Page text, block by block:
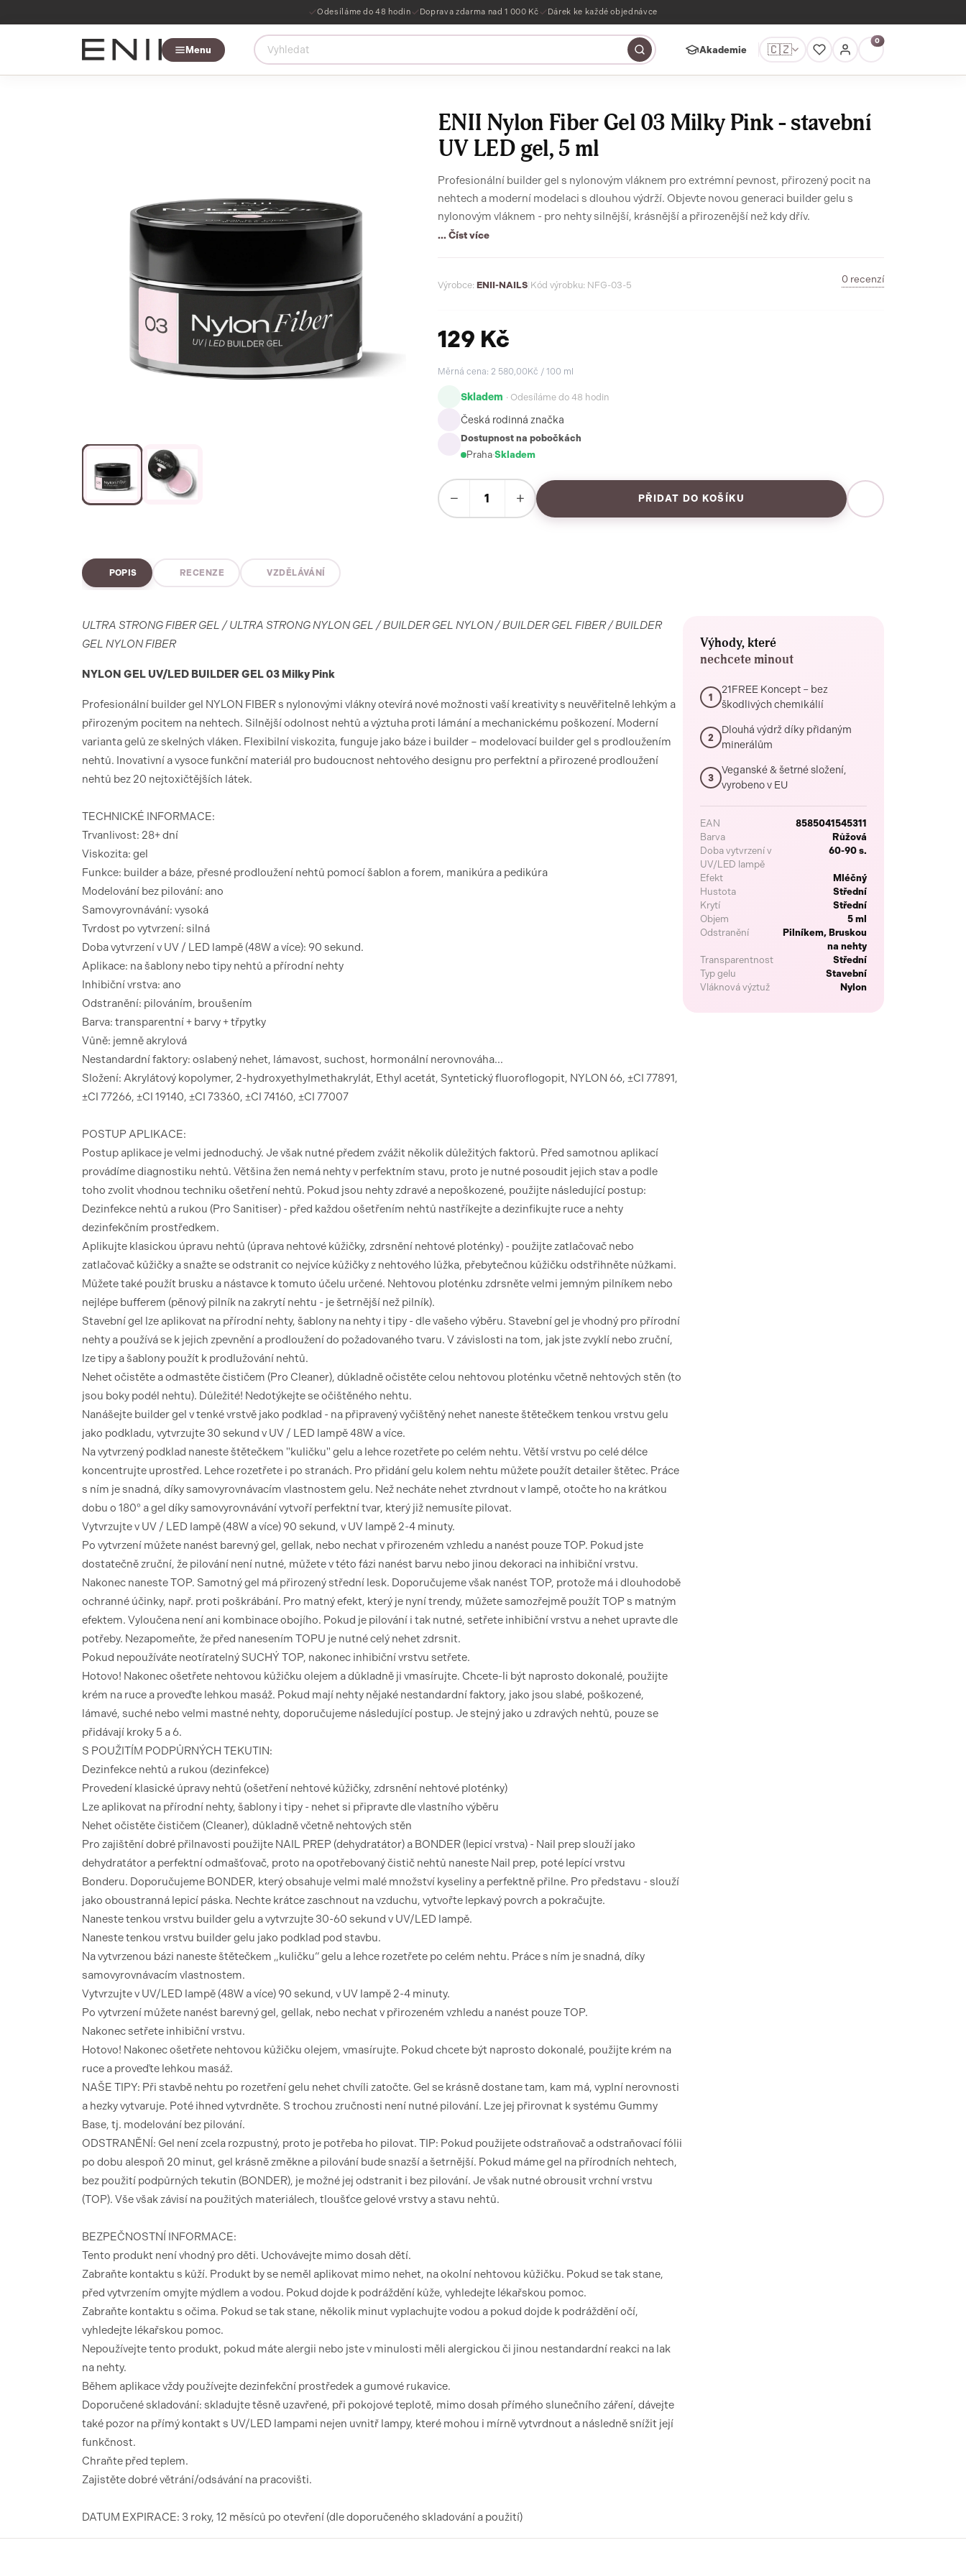
Odesíláme do 48 hodin Doprava zdarma nad 1 000 Kč Dárek ke každé objednávce
Menu Akademie 🇨🇿
0
ENII Nylon Fiber Gel 03 Milky Pink - stavební
UV LED gel, 5 ml
Profesionální builder gel s nylonovým vláknem pro extrémní pevnost, přirozený pocit na
nehtech a moderní modelaci s dlouhou výdrží. Objevte novou generaci builder gelu s
nylonovým vláknem - pro nehty silnější, krásnější a přirozenější než kdy dřív.
... Číst více
Výrobce: ENII-NAILS Kód výrobku: NFG-03-5
0 recenzí
129 Kč
Měrná cena: 2 580,00Kč / 100 ml
Skladem · Odesíláme do 48 hodin
Česká rodinná značka
Dostupnost na pobočkách
Praha·Skladem
− + PŘIDAT DO KOŠÍKU
POPIS RECENZE VZDĚLÁVÁNÍ
ULTRA STRONG FIBER GEL / ULTRA STRONG NYLON GEL / BUILDER GEL NYLON / BUILDER GEL FIBER / BUILDER
GEL NYLON FIBER
NYLON GEL UV/LED BUILDER GEL 03 Milky Pink
Profesionální builder gel NYLON FIBER s nylonovými vlákny otevírá nové možnosti vaší kreativity s neuvěřitelně lehkým a
přirozeným pocitem na nehtech. Silnější odolnost nehtů a výztuha proti lámání a mechanickému poškození. Moderní
varianta gelů ze skelných vláken. Flexibilní viskozita, funguje jako báze i builder – modelovací builder gel s prodloužením
nehtů. Inovativní a vysoce funkční materiál pro budoucnost nehtového designu pro perfektní a přirozené prodloužení
nehtů bez 20 nejtoxičtějších látek.
TECHNICKÉ INFORMACE:
Trvanlivost: 28+ dní
Viskozita: gel
Funkce: builder a báze, přesné prodloužení nehtů pomocí šablon a forem, manikúra a pedikúra
Modelování bez pilování: ano
Samovyrovnávání: vysoká
Tvrdost po vytvrzení: silná
Doba vytvrzení v UV / LED lampě (48W a více): 90 sekund.
Aplikace: na šablony nebo tipy nehtů a přírodní nehty
Inhibiční vrstva: ano
Odstranění: pilováním, broušením
Barva: transparentní + barvy + třpytky
Vůně: jemně akrylová
Nestandardní faktory: oslabený nehet, lámavost, suchost, hormonální nerovnováha...
Složení: Akrylátový kopolymer, 2-hydroxyethylmethakrylát, Ethyl acetát, Syntetický fluoroflogopit, NYLON 66, ±CI 77891,
±CI 77266, ±CI 19140, ±CI 73360, ±CI 74160, ±CI 77007
POSTUP APLIKACE:
Postup aplikace je velmi jednoduchý. Je však nutné předem zvážit několik důležitých faktorů. Před samotnou aplikací
provádíme diagnostiku nehtů. Většina žen nemá nehty v perfektním stavu, proto je nutné posoudit jejich stav a podle
toho zvolit vhodnou techniku ​​ošetření nehtů. Pokud jsou nehty zdravé a nepoškozené, použijte následující postup:
Dezinfekce nehtů a rukou (Pro Sanitiser) - před každou ošetřením nehtů nastříkejte a dezinfikujte ruce a nehty
dezinfekčním prostředkem.
Aplikujte klasickou úpravu nehtů (úprava nehtové kůžičky, zdrsnění nehtové ploténky) - použijte zatlačovač nebo
zatlačovač kůžičky a snažte se odstranit co nejvíce kůžičky z nehtového lůžka, přebytečnou kůžičku odstřihněte nůžkami.
Můžete také použít brusku a nástavce k tomuto účelu určené. Nehtovou ploténku zdrsněte velmi jemným pilníkem nebo
nejlépe bufferem (pěnový pilník na zakrytí nehtu - je šetrnější než pilník).
Stavební gel lze aplikovat na přírodní nehty, šablony na nehty i tipy - dle vašeho výběru. Stavební gel je vhodný pro přírodní
nehty a používá se k jejich zpevnění a prodloužení do požadovaného tvaru. V závislosti na tom, jak jste zvyklí nebo zruční,
lze tipy a šablony použít k prodlužování nehtů.
Nehet očistěte a odmastěte čističem (Pro Cleaner), důkladně očistěte celou nehtovou ploténku včetně nehtových stěn (to
jsou boky podél nehtu). Důležité! Nedotýkejte se očištěného nehtu.
Nanášejte builder gel v tenké vrstvě jako podklad - na připravený vyčištěný nehet naneste štětečkem tenkou vrstvu gelu
jako podkladu, vytvrzujte 30 sekund v UV / LED lampě 48W a více.
Na vytvrzený podklad naneste štětečkem "kuličku" gelu a lehce rozetřete po celém nehtu. Větší vrstvu po celé délce
koncentrujte uprostřed. Lehce rozetřete i po stranách. Pro přidání gelu kolem nehtu můžete použít detailer štětec. Práce
s ním je snadná, díky samovyrovnávacím vlastnostem gelu. Než necháte nehet ztvrdnout v lampě, otočte ho na krátkou
dobu o 180° a gel díky samovyrovnávání vytvoří perfektní tvar, který již nemusíte pilovat.
Vytvrzujte v UV / LED lampě (48W a více) 90 sekund, v UV lampě 2-4 minuty.
Po vytvrzení můžete nanést barevný gel, gellak, nebo nechat v přirozeném vzhledu a nanést pouze TOP. Pokud jste
dostatečně zruční, že pilování není nutné, můžete v této fázi nanést barvu nebo jinou dekoraci na inhibiční vrstvu.
Nakonec naneste TOP. Samotný gel má přirozený střední lesk. Doporučujeme však nanést TOP, protože má i dlouhodobě
ochranné účinky, např. proti poškrábání. Pro matný efekt, který je nyní trendy, můžete samozřejmě použít TOP s matným
efektem. Vyloučena není ani kombinace obojího. Pokud je pilování i tak nutné, setřete inhibiční vrstvu a nehet upravte dle
potřeby. Nezapomeňte, že před nanesením TOPU je nutné celý nehet zdrsnit.
Pokud nepoužíváte neotíratelný SUCHÝ TOP, nakonec inhibiční vrstvu setřete.
Hotovo! Nakonec ošetřete nehtovou kůžičku olejem a důkladně ji vmasírujte. Chcete-li být naprosto dokonalé, použijte
krém na ruce a proveďte lehkou masáž. Pokud mají nehty nějaké nestandardní faktory, jako jsou slabé, poškozené,
lámavé, suché nebo velmi mastné nehty, doporučujeme následující postup. Je stejný jako u zdravých nehtů, pouze se
přidávají kroky 5 a 6.
S POUŽITÍM PODPŮRNÝCH TEKUTIN:
Dezinfekce nehtů a rukou (dezinfekce)
Provedení klasické úpravy nehtů (ošetření nehtové kůžičky, zdrsnění nehtové ploténky)
Lze aplikovat na přírodní nehty, šablony i tipy - nehet si připravte dle vlastního výběru
Nehet očistěte čističem (Cleaner), důkladně včetně nehtových stěn
Pro zajištění dobré přilnavosti použijte NAIL PREP (dehydratátor) a BONDER (lepicí vrstva) - Nail prep slouží jako
dehydratátor a perfektní odmašťovač, proto na opotřebovaný čistič nehtů naneste Nail prep, poté lepící vrstvu
Bonderu. Doporučujeme BONDER, který obsahuje velmi malé množství kyseliny a perfektně přilne. Pro představu - slouží
jako oboustranná lepicí páska. Nechte krátce zaschnout na vzduchu, vytvořte lepkavý povrch a pokračujte.
Naneste tenkou vrstvu builder gelu a vytvrzujte 30-60 sekund v UV/LED lampě.
Naneste tenkou vrstvu builder gelu jako podklad pod stavbu.
Na vytvrzenou bázi naneste štětečkem „kuličku“ gelu a lehce rozetřete po celém nehtu. Práce s ním je snadná, díky
samovyrovnávacím vlastnostem.
Vytvrzujte v UV/LED lampě (48W a více) 90 sekund, v UV lampě 2-4 minuty.
Po vytvrzení můžete nanést barevný gel, gellak, nebo nechat v přirozeném vzhledu a nanést pouze TOP.
Nakonec setřete inhibiční vrstvu.
Hotovo! Nakonec ošetřete nehtovou kůžičku olejem, vmasírujte. Pokud chcete být naprosto dokonalé, použijte krém na
ruce a proveďte lehkou masáž.
NAŠE TIPY: Při stavbě nehtu po rozetření gelu nehet chvíli zatočte. Gel se krásně dostane tam, kam má, vyplní nerovnosti
a hezky vytvaruje. Poté ihned vytvrdněte. S trochou zručnosti není nutné pilování. Lze jej přirovnat k systému Gummy
Base, tj. modelování bez pilování.
ODSTRANĚNÍ: Gel není zcela rozpustný, proto je potřeba ho pilovat. TIP: Pokud použijete odstraňovač a odstraňovací fólii
po dobu alespoň 20 minut, gel krásně změkne a pilování bude snazší a šetrnější. Pokud máme gel na přírodních nehtech,
bez použití podpůrných tekutin (BONDER), je možné jej odstranit i bez pilování. Je však nutné obrousit vrchní vrstvu
(TOP). Vše však závisí na použitých materiálech, tloušťce gelové vrstvy a stavu nehtů.
BEZPEČNOSTNÍ INFORMACE:
Tento produkt není vhodný pro děti. Uchovávejte mimo dosah dětí.
Zabraňte kontaktu s kůží. Produkt by se neměl aplikovat mimo nehet, na okolní nehtovou kůžičku. Pokud se tak stane,
před vytvrzením omyjte mýdlem a vodou. Pokud dojde k podráždění kůže, vyhledejte lékařskou pomoc.
Zabraňte kontaktu s očima. Pokud se tak stane, několik minut vyplachujte vodou a pokud dojde k podráždění očí,
vyhledejte lékařskou pomoc.
Nepoužívejte tento produkt, pokud máte alergii nebo jste v minulosti měli alergickou či jinou nestandardní reakci na lak
na nehty.
Během aplikace vždy používejte dezinfekční prostředek a gumové rukavice.
Doporučené skladování: skladujte těsně uzavřené, při pokojové teplotě, mimo dosah přímého slunečního záření, dávejte
také pozor na přímý kontakt s UV/LED lampami nejen uvnitř lampy, které mohou i mírně vytvrdnout a následně snížit její
funkčnost.
Chraňte před teplem.
Zajistěte dobré větrání/odsávání na pracovišti.
DATUM EXPIRACE: 3 roky, 12 měsíců po otevření (dle doporučeného skladování a použití)
Výhody, které
nechcete minout
1
21FREE Koncept – bez
škodlivých chemikálií
2
Dlouhá výdrž díky přidaným
minerálům
3
Veganské & šetrné složení,
vyrobeno v EU
EAN
8585041545311
Barva
Růžová
Doba vytvrzení v
UV/LED lampě
60-90 s.
Efekt
Mléčný
Hustota
Střední
Krytí
Střední
Objem
5 ml
Odstranění
Pilníkem, Bruskou
na nehty
Transparentnost
Střední
Typ gelu
Stavební
Vláknová výztuž
Nylon